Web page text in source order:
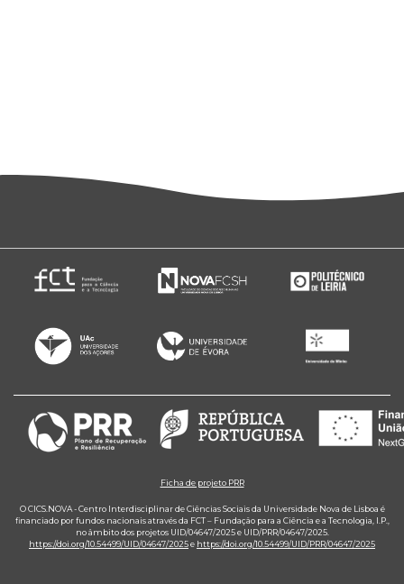
Ficha de projeto PRR
O CICS.NOVA - Centro Interdisciplinar de Ciências Sociais da Universidade Nova de Lisboa é
financiado por fundos nacionais através da FCT – Fundação para a Ciência e a Tecnologia, I.P.,
no âmbito dos projetos UID/04647/2025 e UID/PRR/04647/2025.
https://doi.org/10.54499/UID/04647/2025e https://doi.org/10.54499/UID/PRR/04647/2025